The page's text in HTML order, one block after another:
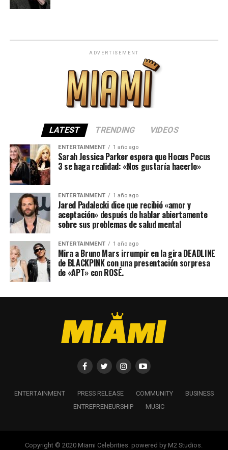
ADVERTISEMENT
LATEST TRENDING VIDEOS
ENTERTAINMENT 1 año ago
Sarah Jessica Parker espera que Hocus Pocus
3 se haga realidad: «Nos gustaría hacerlo»
ENTERTAINMENT 1 año ago
Jared Padalecki dice que recibió «amor y
aceptación» después de hablar abiertamente
sobre sus problemas de salud mental
ENTERTAINMENT 1 año ago
Mira a Bruno Mars irrumpir en la gira DEADLINE
de BLACKPINK con una presentación sorpresa
de «APT» con ROSÉ.
ENTERTAINMENT PRESS RELEASE COMMUNITY
BUSINESS
ENTREPRENEURSHIP
MUSIC
Copyright © 2020 Miami Celebrities. powered by M2 Studios.